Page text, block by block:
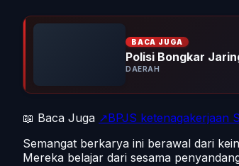
BACA JUGA
Polisi Bongkar
DAERAH
📖 Baca Juga ↗BPJS ketenagakerjaan
Semangat berkarya ini berawal dari
Mereka belajar dari sesama